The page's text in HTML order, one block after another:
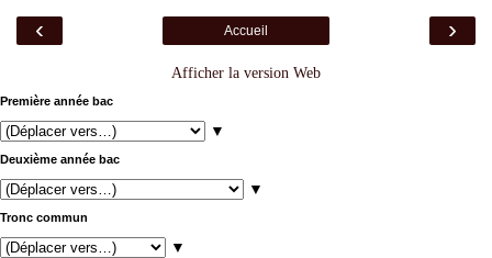
‹ ›
Accueil
Afficher la version Web
Première année bac
▼
Deuxième année bac
▼
Tronc commun
▼